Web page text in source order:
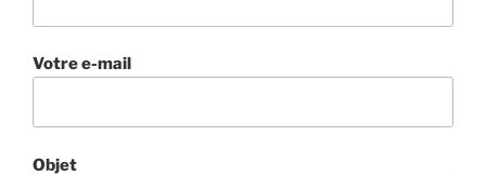
Votre e-mail
Objet